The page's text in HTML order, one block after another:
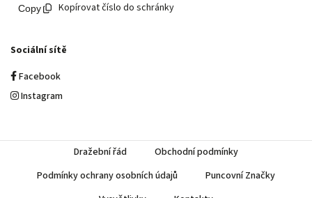
Kopírovat číslo do schránky
Sociální sítě
Facebook
Instagram
Dražební řád
Obchodní podmínky
Podmínky ochrany osobních údajů
Puncovní Značky